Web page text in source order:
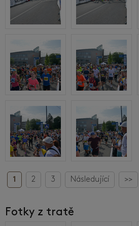
1 2 3 Následující >>
Fotky z tratě